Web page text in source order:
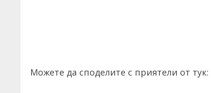
Можете да споделите с приятели от тук: